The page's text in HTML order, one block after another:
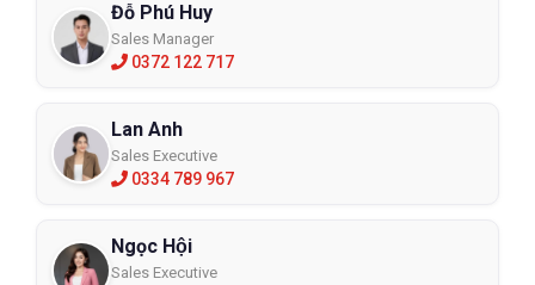
Đỗ Phú Huy
Sales Manager
0372 122 717
Lan Anh
Sales Executive
0334 789 967
Ngọc Hội
Sales Executive